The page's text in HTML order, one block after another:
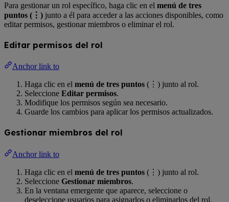
Para gestionar un rol específico, haga clic en el menú de tres
puntos (⋮) junto a él para acceder a las acciones disponibles, como
editar permisos, gestionar miembros o eliminar el rol.
Editar permisos del rol
Anchor link to
Haga clic en el menú de tres puntos (⋮) junto al rol.
Seleccione Editar permisos.
Modifique los permisos según sea necesario.
Guarde los cambios para aplicar los permisos actualizados.
Gestionar miembros del rol
Anchor link to
Haga clic en el menú de tres puntos (⋮) junto al rol.
Seleccione Gestionar miembros.
En la ventana emergente que aparece, seleccione o
deseleccione usuarios para asignarlos o eliminarlos del rol.